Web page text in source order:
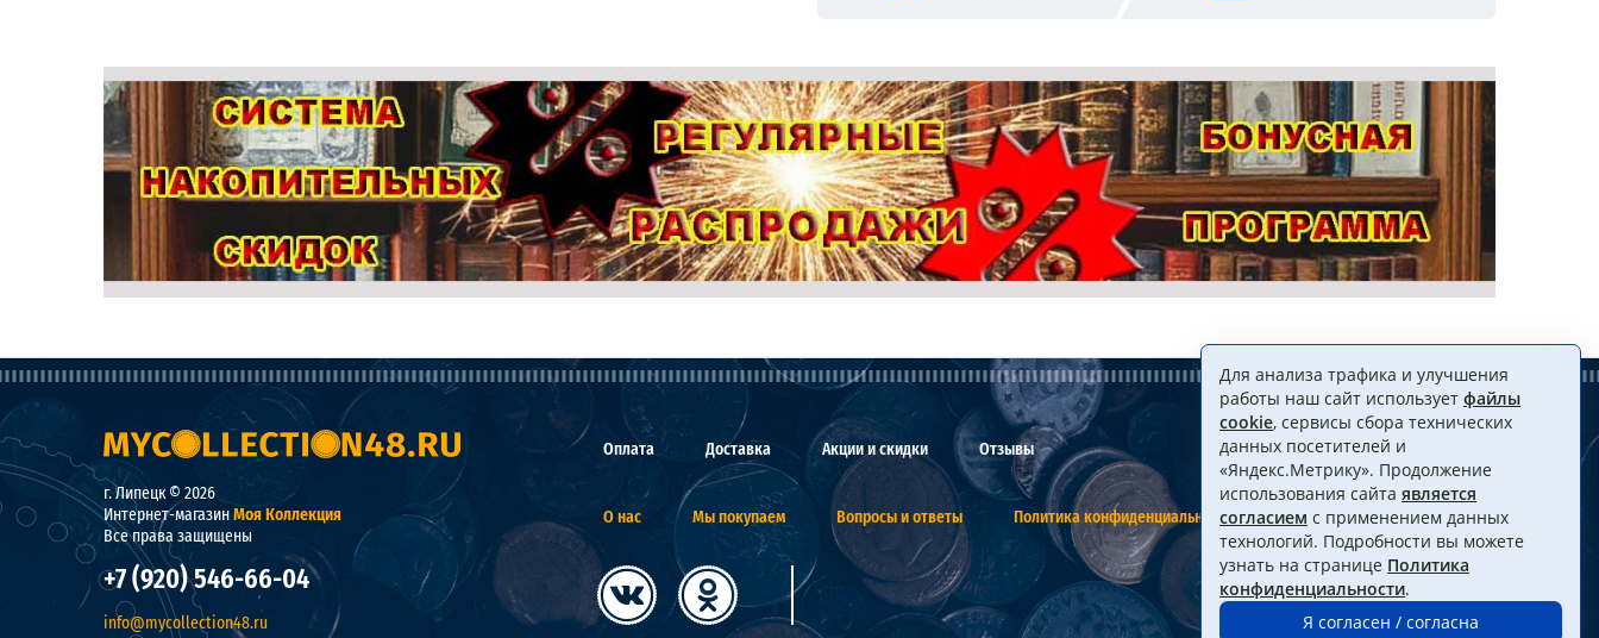
г. Липецк © 2026
Интернет-магазинМоя Коллекция
Все права защищены
+7 (920) 546-66-04
info@mycollection48.ru
Оплата Доставка Акции и скидки Отзывы
О нас Мы покупаем Вопросы и ответы Политика конфиденциальности Договор оферты
Для анализа трафика и улучшения
работы наш сайт использует файлы
cookie, сервисы сбора технических
данных посетителей и
«Яндекс.Метрику». Продолжение
использования сайта является
согласием с применением данных
технологий. Подробности вы можете
узнать на странице Политика
конфиденциальности.
Я согласен / согласна